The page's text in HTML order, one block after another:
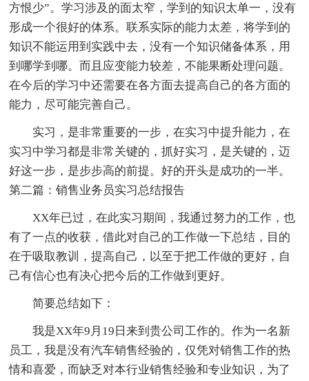
方恨少”。学习涉及的面太窄，学到的知识太单一，没有
形成一个很好的体系。联系实际的能力太差，将学到的
知识不能运用到实践中去，没有一个知识储备体系，用
到哪学到哪。而且应变能力较差，不能果断处理问题。
在今后的学习中还需要在各方面去提高自己的各方面的
能力，尽可能完善自己。
实习，是非常重要的一步，在实习中提升能力，在
实习中学习都是非常关键的，抓好实习，是关键的，迈
好这一步，是步步高的前提。好的开头是成功的一半。
第二篇：销售业务员实习总结报告
XX年已过，在此实习期间，我通过努力的工作，也
有了一点的收获，借此对自己的工作做一下总结，目的
在于吸取教训，提高自己，以至于把工作做的更好，自
己有信心也有决心把今后的工作做到更好。
简要总结如下：
我是XX年9月19日来到贵公司工作的。作为一名新
员工，我是没有汽车销售经验的，仅凭对销售工作的热
情和喜爱，而缺乏对本行业销售经验和专业知识，为了